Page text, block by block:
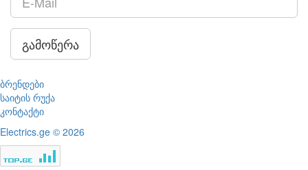
გამოწერა
ბრენდები
საიტის რუქა
კონტაქტი
Electrics.ge © 2026